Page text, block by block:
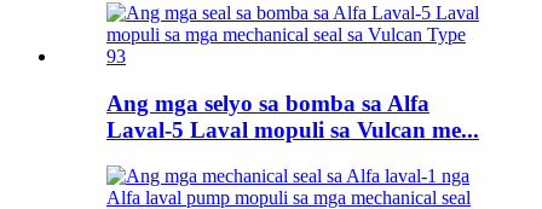
Ang mga selyo sa bomba sa Alfa
Laval-5 Laval mopuli sa Vulcan me...